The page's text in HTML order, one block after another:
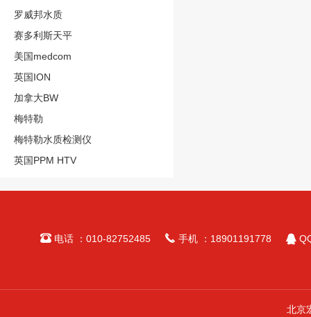
罗威邦水质
赛多利斯天平
美国medcom
英国ION
加拿大BW
梅特勒
梅特勒水质检测仪
英国PPM HTV
电话 ：010-82752485  手机 ：18901191778 
北京